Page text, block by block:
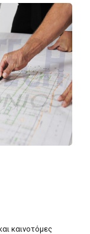
καινοτόμες